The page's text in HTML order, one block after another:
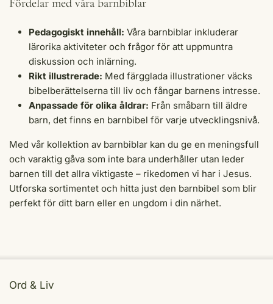
Fördelar med våra barnbiblar
Pedagogiskt innehåll: Våra barnbiblar inkluderar
lärorika aktiviteter och frågor för att uppmuntra
diskussion och inlärning.
Rikt illustrerade: Med färgglada illustrationer väcks
bibelberättelserna till liv och fångar barnens intresse.
Anpassade för olika åldrar: Från småbarn till äldre
barn, det finns en barnbibel för varje utvecklingsnivå.
Med vår kollektion av barnbiblar kan du ge en meningsfull
och varaktig gåva som inte bara underhåller utan leder
barnen till det allra viktigaste – rikedomen vi har i Jesus.
Utforska sortimentet och hitta just den barnbibel som blir
perfekt för ditt barn eller en ungdom i din närhet.
Ord & Liv